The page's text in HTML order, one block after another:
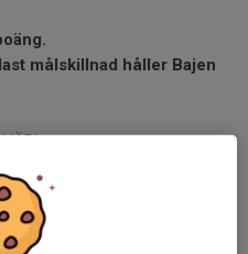
målskillnad håller Bajen
med boll men förvaltar inte
Julia Lönnborg drar på sig
i övertal. Detta drar man